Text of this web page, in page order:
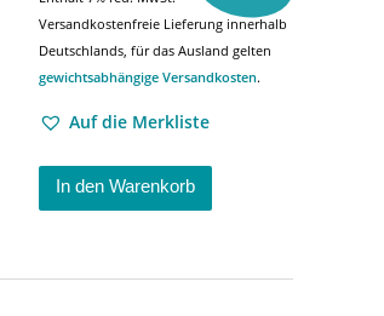
Versandkostenfreie Lieferung innerhalb
Deutschlands, für das Ausland gelten
gewichtsabhängige Versandkosten.
Auf die Merkliste
In den Warenkorb